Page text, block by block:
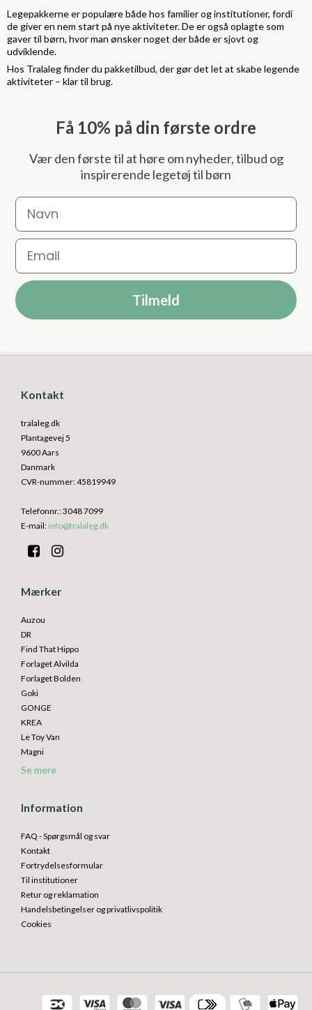
Legepakkerne er populære både hos familier og institutioner, fordi
de giver en nem start på nye aktiviteter. De er også oplagte som
gaver til børn, hvor man ønsker noget der både er sjovt og
udviklende.
Hos Tralaleg finder du pakketilbud, der gør det let at skabe legende
aktiviteter – klar til brug.
Få 10% på din første ordre
Vær den første til at høre om nyheder, tilbud og
inspirerende legetøj til børn
Navn
Email
Tilmeld
Kontakt
tralaleg.dk
Plantagevej 5
9600 Aars
Danmark
CVR-nummer:45819949
Telefonnr.:3048 7099
E-mail: info@tralaleg.dk
Mærker
Auzou
DR
Find That Hippo
Forlaget Alvilda
Forlaget Bolden
Goki
GONGE
KREA
Le Toy Van
Magni
Se mere
Information
FAQ - Spørgsmål og svar
Kontakt
Fortrydelsesformular
Til institutioner
Retur og reklamation
Handelsbetingelser og privatlivspolitik
Cookies